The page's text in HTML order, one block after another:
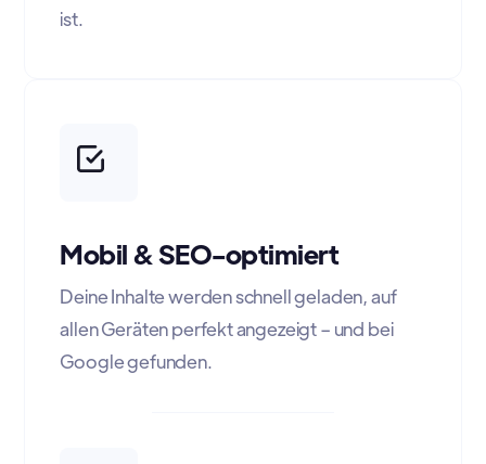
ist.
Mobil & SEO-optimiert
Deine Inhalte werden schnell geladen, auf
allen Geräten perfekt angezeigt – und bei
Google gefunden.